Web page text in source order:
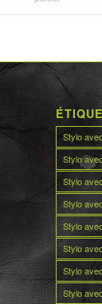
Stylo
Stylo
Stylo
Stylo
Stylo
Stylo
Stylo
Stylo